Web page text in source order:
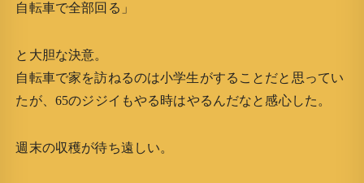
自転車で全部回る」
と大胆な決意。
自転車で家を訪ねるのは小学生がすることだと思ってい
たが、65のジジイもやる時はやるんだなと感心した。
週末の収穫が待ち遠しい。